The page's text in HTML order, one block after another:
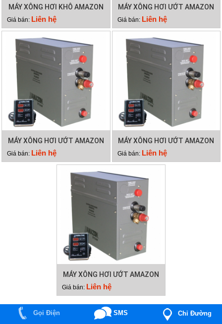
MÁY XÔNG HƠI KHÔ AMAZON
6KW
Giá bán: Liên hệ
MÁY XÔNG HƠI ƯỚT AMAZON
12KW
Giá bán: Liên hệ
MÁY XÔNG HƠI ƯỚT AMAZON
9KW
Giá bán: Liên hệ
MÁY XÔNG HƠI ƯỚT AMAZON
6KW
Giá bán: Liên hệ
MÁY XÔNG HƠI ƯỚT AMAZON
4KW
Giá bán: Liên hệ
Gọi Điện SMS Chỉ Đường